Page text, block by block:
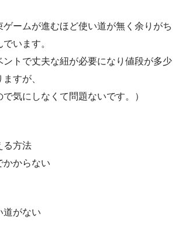
ゲームが進むほど使い道が無く余りがち
います。
ントで丈夫な紐が必要になり値段が多少
すが、
気にしなくて問題ないです。）
る方法
かからない
道がない